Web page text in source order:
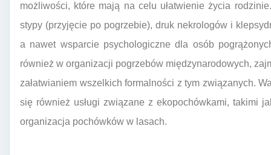
możliwości, które mają na celu ułatwienie życia
stypy (przyjęcie po pogrzebie), druk nekrologów i
a nawet wsparcie psychologiczne dla osób
również w organizacji pogrzebów międzynarodowych,
załatwianiem wszelkich formalności z tym związanych.
się również usługi związane z ekopochówkami, takimi
organizacja pochówków w lasach.